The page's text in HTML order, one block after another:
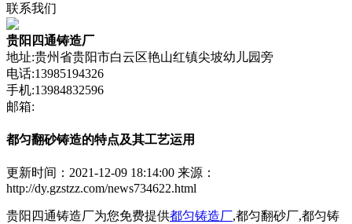
联系我们
贵阳四通铸造厂
地址:贵州省贵阳市白云区艳山红镇尖坡幼儿园旁
电话:13985194326
手机:13984832596
邮箱:
都匀翻砂铸造的特点及其工艺运用
更新时间：2021-12-09 18:14:00 来源：
http://dy.gzstzz.com/news734622.html
贵阳四通铸造厂为您免费提供都匀铸造厂,都匀翻砂厂,都匀铸